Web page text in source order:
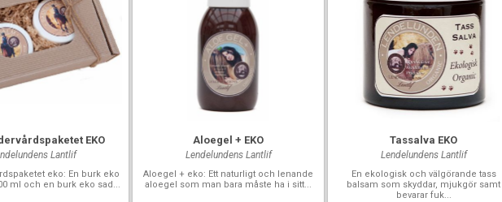
EKO
Lantlif
eko: En burk eko
ml och en burk eko sad...
Aloegel + EKO
Lendelundens Lantlif
Aloegel + eko: Ett naturligt och lenande
aloegel som man bara måste ha i sitt...
Tassalva EKO
Lendelundens Lantlif
En ekologisk och välgörande tass
balsam som skyddar, mjukgör samt
bevarar fuk...